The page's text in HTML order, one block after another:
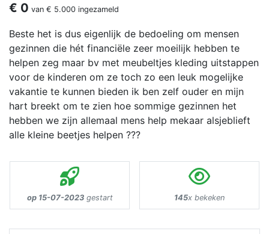
€ 0 van € 5.000 ingezameld
Beste het is dus eigenlijk de bedoeling om mensen
gezinnen die hét financiële zeer moeilijk hebben te
helpen zeg maar bv met meubeltjes kleding uitstappen
voor de kinderen om ze toch zo een leuk mogelijke
vakantie te kunnen bieden ik ben zelf ouder en mijn
hart breekt om te zien hoe sommige gezinnen het
hebben we zijn allemaal mens help mekaar alsjeblieft
alle kleine beetjes helpen ???
op 15-07-2023gestart 145x bekeken